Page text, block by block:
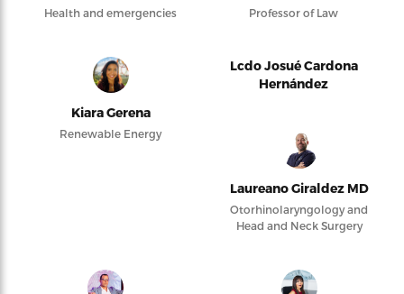
Health and emergencies Professor of Law
Kiara Gerena
Renewable Energy
Lcdo Josué Cardona
Hernández
Laureano Giraldez MD
Otorhinolaryngology and
Head and Neck Surgery